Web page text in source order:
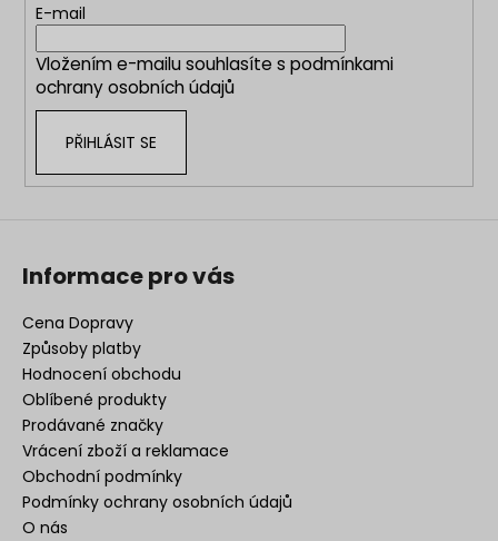
E-mail
Vložením e-mailu souhlasíte s podmínkami
ochrany osobních údajů
PŘIHLÁSIT SE
Informace pro vás
Cena Dopravy
Způsoby platby
Hodnocení obchodu
Oblíbené produkty
Prodávané značky
Vrácení zboží a reklamace
Obchodní podmínky
Podmínky ochrany osobních údajů
O nás